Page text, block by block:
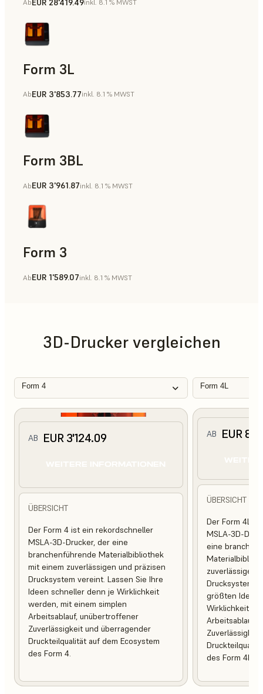
AbEUR 28'419.49inkl. 8.1 % MWST
Form 3L
AbEUR 3'853.77inkl. 8.1 % MWST
Form 3BL
AbEUR 3'961.87inkl. 8.1 % MWST
Form 3
AbEUR 1'589.07inkl. 8.1 % MWST
3D-Drucker vergleichen
Form 4 Form 4L
AB EUR 3'124.09
ÜBERSICHT
Der Form 4 ist ein rekordschneller
MSLA-3D-Drucker, der eine
branchenführende Materialbibliothek
mit einem zuverlässigen und präzisen
Drucksystem vereint. Lassen Sie Ihre
Ideen schneller denn je Wirklichkeit
werden, mit einem simplen
Arbeitsablauf, unübertroffener
Zuverlässigkeit und überragender
Druckteilqualität auf dem Ecosystem
des Form 4.
AB EUR
ÜBERSICHT
Der Form 4L
MSLA-3D-
eine
zuverlässigen
Drucksystem
größten Ideen
Wirklichkeit
Arbeitsablauf,
des Form 4L.